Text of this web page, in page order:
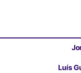
Luís